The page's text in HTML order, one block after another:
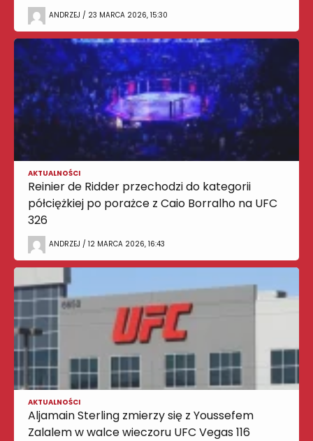
ANDRZEJ / 23 MARCA 2026, 15:30
AKTUALNOŚCI
Reinier de Ridder przechodzi do kategorii
półciężkiej po porażce z Caio Borralho na UFC
326
ANDRZEJ / 12 MARCA 2026, 16:43
AKTUALNOŚCI
Aljamain Sterling zmierzy się z Youssefem
Zalalem w walce wieczoru UFC Vegas 116